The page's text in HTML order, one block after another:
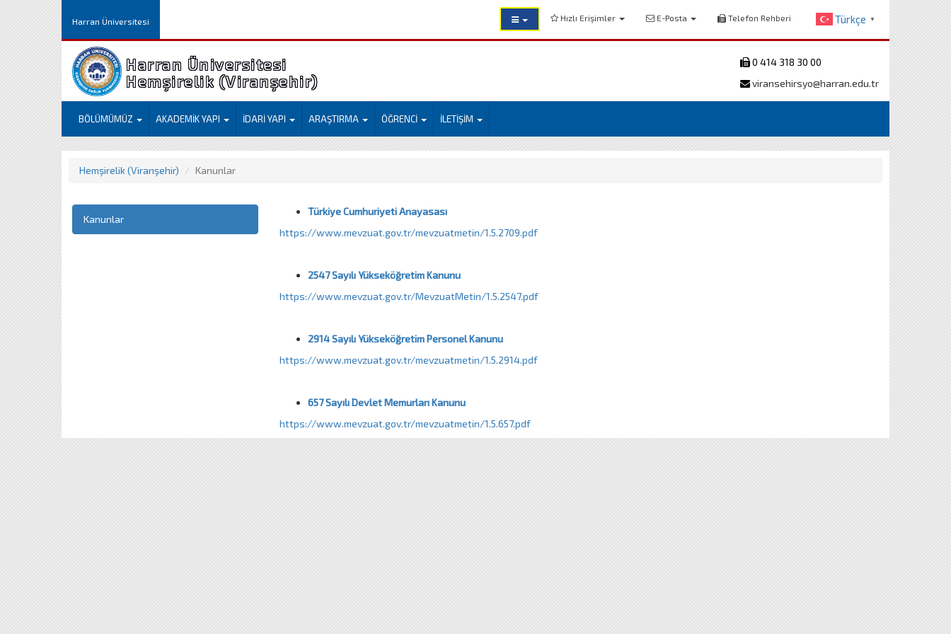
Harran Üniversitesi Hızlı Erişimler E-Posta Telefon Rehberi Türkçe ▼
Harran Üniversitesi
Hemşirelik (Viranşehir)
0 414 318 30 00
viransehirsyo@harran.edu.tr
BÖLÜMÜMÜZ AKADEMİK YAPI İDARİ YAPI ARAŞTIRMA ÖĞRENCİ İLETİŞİM
Hemşirelik (Viranşehir) Kanunlar
Kanunlar
Türkiye Cumhuriyeti Anayasası
https://www.mevzuat.gov.tr/mevzuatmetin/1.5.2709.pdf
2547 Sayılı Yükseköğretim Kanunu
https://www.mevzuat.gov.tr/MevzuatMetin/1.5.2547.pdf
2914 Sayılı Yükseköğretim Personel Kanunu
https://www.mevzuat.gov.tr/mevzuatmetin/1.5.2914.pdf
657 Sayılı Devlet Memurları Kanunu
https://www.mevzuat.gov.tr/mevzuatmetin/1.5.657.pdf